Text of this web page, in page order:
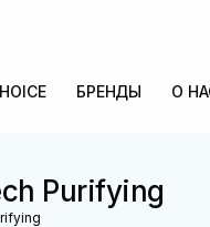
БРЕНДЫ О
Purifying